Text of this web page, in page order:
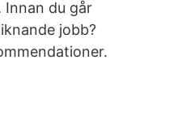
Innan du går
jobb?